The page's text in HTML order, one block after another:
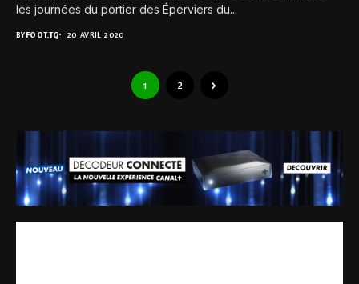
les journées du portier des Éperviers du...
BYFOOT.TG 20 AVRIL 2020
1 2